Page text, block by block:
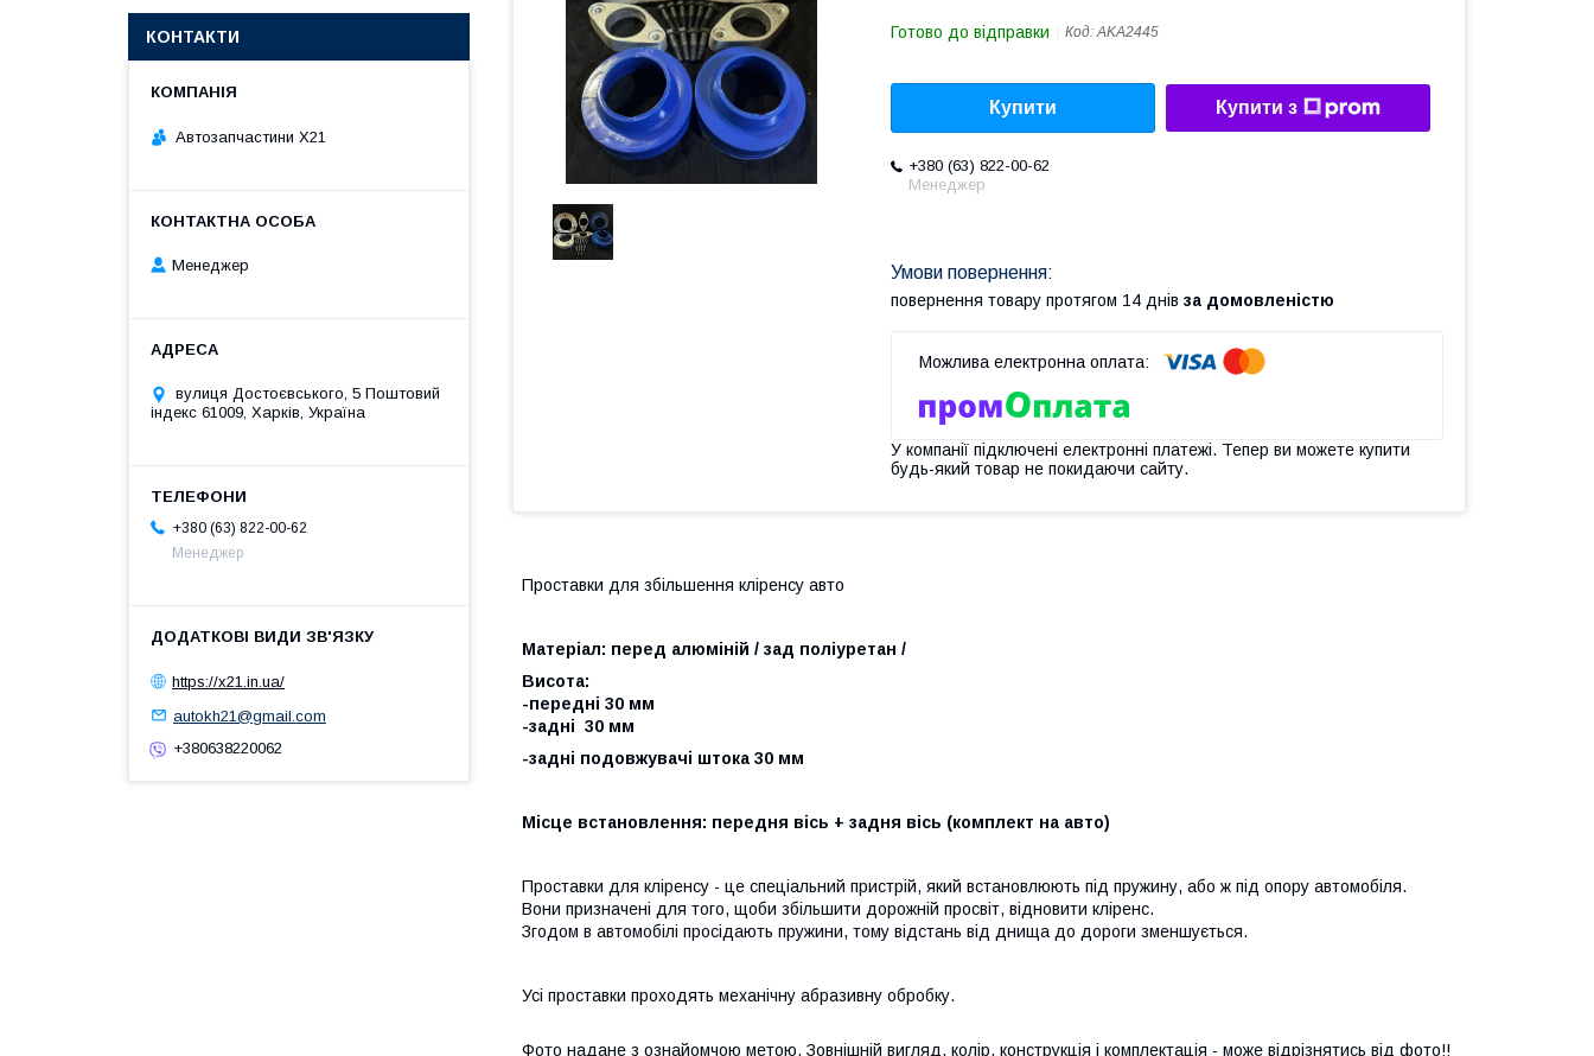
Готово до відправки Код:AKA2445
Купити Купити з
+380 (63) 822-00-62
Менеджер
повернення товару протягом 14 днів за домовленістю
У компанії підключені електронні платежі. Тепер ви можете купити
будь-який товар не покидаючи сайту.
Проставки для збільшення кліренсу авто
Матеріал: перед алюміній / зад поліуретан /
Висота:
-передні 30 мм
-задні 30 мм
-задні подовжувачі штока 30 мм
Місце встановлення: передня вісь + задня вісь (комплект на авто)
Проставки для кліренсу - це спеціальний пристрій, який встановлюють під пружину, або ж під опору автомобіля.
Вони призначені для того, щоби збільшити дорожній просвіт, відновити кліренс.
Згодом в автомобілі просідають пружини, тому відстань від днища до дороги зменшується.
Усі проставки проходять механічну абразивну обробку.
Фото надане з ознайомчою метою. Зовнішній вигляд, колір, конструкція і комплектація - може відрізнятись від фото!!
КОНТАКТИ
Автозапчастини X21
Менеджер
вулиця Достоєвського, 5 Поштовий
індекс 61009, Харків, Україна
+380 (63) 822-00-62
Менеджер
https://x21.in.ua/
autokh21@gmail.com
+380638220062